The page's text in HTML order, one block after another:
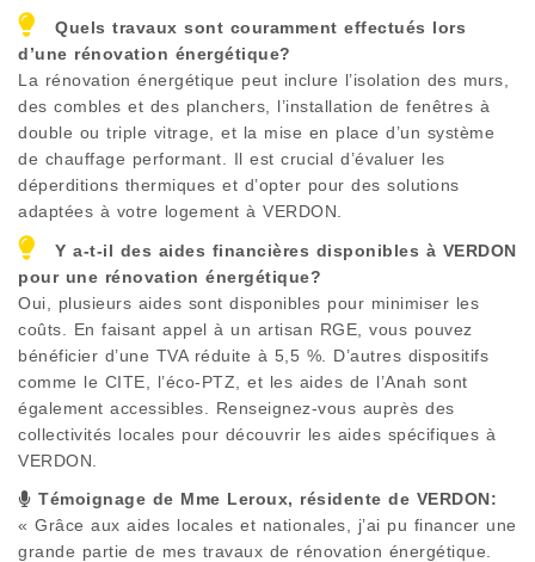
Quels travaux sont couramment effectués lors
d’une rénovation énergétique?
La rénovation énergétique peut inclure l’isolation des murs,
des combles et des planchers, l’installation de fenêtres à
double ou triple vitrage, et la mise en place d’un système
de chauffage performant. Il est crucial d’évaluer les
déperditions thermiques et d’opter pour des solutions
adaptées à votre logement à VERDON
Y a-t-il des aides financières disponibles à VERDON
pour une rénovation énergétique?
Oui, plusieurs aides sont disponibles pour minimiser les
coûts. En faisant appel à un artisan RGE, vous pouvez
bénéficier d’une TVA réduite à 5,5 %. D’autres dispositifs
comme le CITE, l’éco-PTZ, et les aides de l’Anah sont
également accessibles. Renseignez-vous auprès des
collectivités locales pour découvrir les aides spécifiques à
VERDON
Témoignage de Mme Leroux, résidente de VERDON:
« Grâce aux aides locales et nationales, j’ai pu financer une
grande partie de mes travaux de rénovation énergétique.